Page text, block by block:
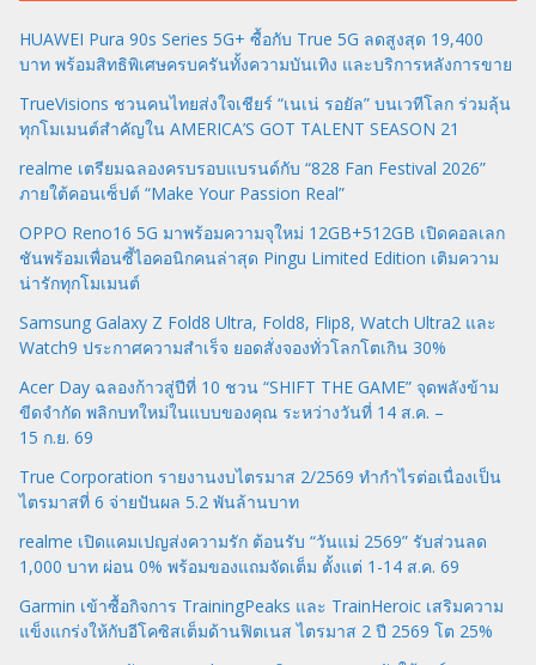
HUAWEI Pura 90s Series 5G+ ซื้อกับ True 5G ลดสูงสุด 19,400
บาท พร้อมสิทธิพิเศษครบครันทั้งความบันเทิง และบริการหลังการขาย
TrueVisions ชวนคนไทยส่งใจเชียร์ “เนเน่ รอยัล” บนเวทีโลก ร่วมลุ้น
ทุกโมเมนต์สำคัญใน AMERICA’S GOT TALENT SEASON 21
realme เตรียมฉลองครบรอบแบรนด์กับ “828 Fan Festival 2026”
ภายใต้คอนเซ็ปต์ “Make Your Passion Real”
OPPO Reno16 5G มาพร้อมความจุใหม่ 12GB+512GB เปิดคอลเลก
ชันพร้อมเพื่อนซี้ไอคอนิกคนล่าสุด Pingu Limited Edition เติมความ
น่ารักทุกโมเมนต์
Samsung Galaxy Z Fold8 Ultra, Fold8, Flip8, Watch Ultra2 และ
Watch9 ประกาศความสำเร็จ ยอดสั่งจองทั่วโลกโตเกิน 30%
Acer Day ฉลองก้าวสู่ปีที่ 10 ชวน “SHIFT THE GAME” จุดพลังข้าม
ขีดจำกัด พลิกบทใหม่ในแบบของคุณ ระหว่างวันที่ 14 ส.ค. –
15 ก.ย. 69
True Corporation รายงานงบไตรมาส 2/2569 ทำกำไรต่อเนื่องเป็น
ไตรมาสที่ 6 จ่ายปันผล 5.2 พันล้านบาท
realme เปิดแคมเปญส่งความรัก ต้อนรับ “วันแม่ 2569” รับส่วนลด
1,000 บาท ผ่อน 0% พร้อมของแถมจัดเต็ม ตั้งแต่ 1-14 ส.ค. 69
Garmin เข้าซื้อกิจการ TrainingPeaks และ TrainHeroic เสริมความ
แข็งแกร่งให้กับอีโคซิสเต็มด้านฟิตเนส ไตรมาส 2 ปี 2569 โต 25%